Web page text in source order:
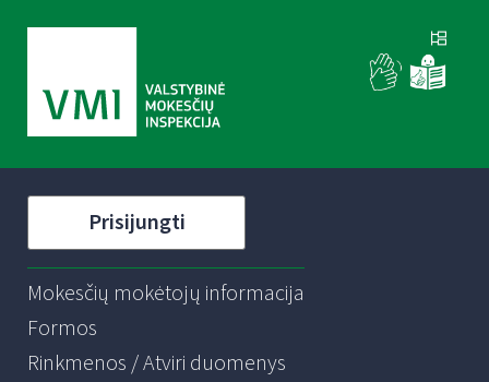
Prisijungti
Mokesčių mokėtojų informacija
Formos
Rinkmenos / Atviri duomenys